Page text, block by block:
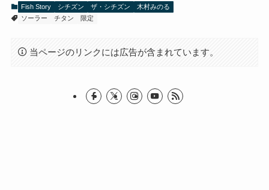
Fish Story シチズン ザ・シチズン
木村みのる
ソーラー
チタン 限定
当ページのリンクには広告が含まれています。